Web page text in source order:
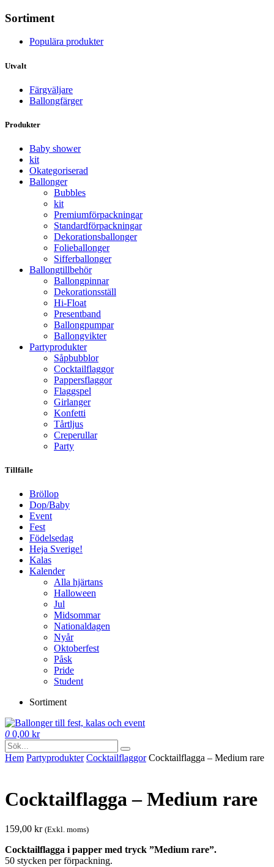
Sortiment
Populära produkter
Utvalt
Färgväljare
Ballongfärger
Produkter
Baby shower
kit
Okategoriserad
Ballonger
Bubbles
kit
Premium­förpackningar
Standard­­förpackningar
Dekorations­ballonger
Folie­­­ballonger
Siffer­­ballonger
Ballong­tillbehör
Ballongpinnar
Dekorationsställ
Hi-Float
Presentband
Ballongpumpar
Ballong­vikter
Party­­produkter
Såpbubblor
Cocktail­flaggor
Pappers­flaggor
Flaggspel
Girlanger
Konfetti
Tårtljus
Creperullar
Party
Tillfälle
Bröllop
Dop/Baby
Event
Fest
Födelsedag
Heja Sverige!
Kalas
Kalender
Alla hjärtans
Halloween
Jul
Midsommar
Nationaldagen
Nyår
Oktoberfest
Påsk
Pride
Student
Sortiment
0 0,00 kr
Hem Party­­produkter Cocktail­flaggor Cocktailflagga – Medium rare
Cocktailflagga – Medium rare
159,00 kr (Exkl. moms)
Cocktailflagga i papper med tryck ”Medium rare”.
50 stycken per förpackning.